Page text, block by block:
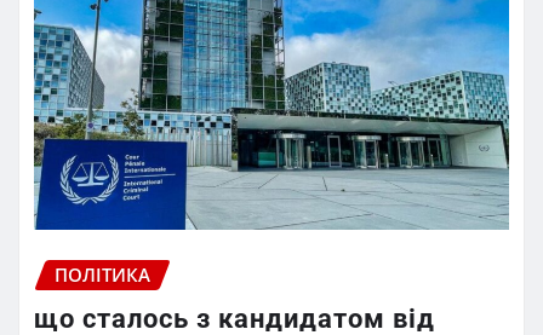
ПОЛІТИКА
що сталось з кандидатом від